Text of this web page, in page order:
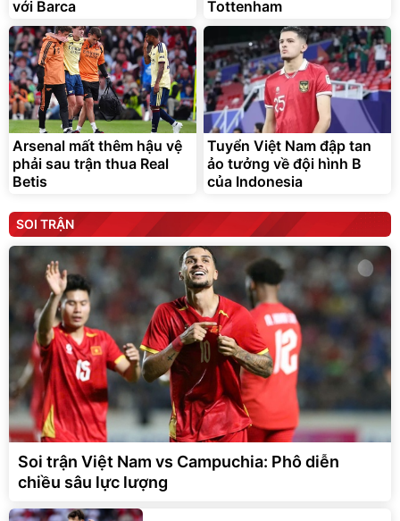
với Barca Tottenham
Arsenal mất thêm hậu vệ
phải sau trận thua Real
Betis
Tuyển Việt Nam đập tan
ảo tưởng về đội hình B
của Indonesia
SOI TRẬN
Soi trận Việt Nam vs Campuchia: Phô diễn
chiều sâu lực lượng